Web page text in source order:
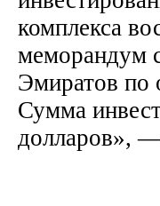
комплекса
меморандум
Эмиратов по
Сумма
долларов»,